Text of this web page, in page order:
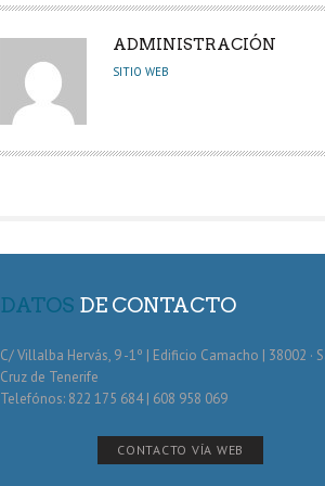
A
U
R
ADMINISTRACIÓN
SITIO WEB
DATOS DE CONTACTO
C/ Villalba Hervás, 9 -1º | Edificio Camacho | 38002 ·
Cruz de Tenerife
Telefónos: 822 175 684 | 608 958 069
CONTACTO VÍA WEB